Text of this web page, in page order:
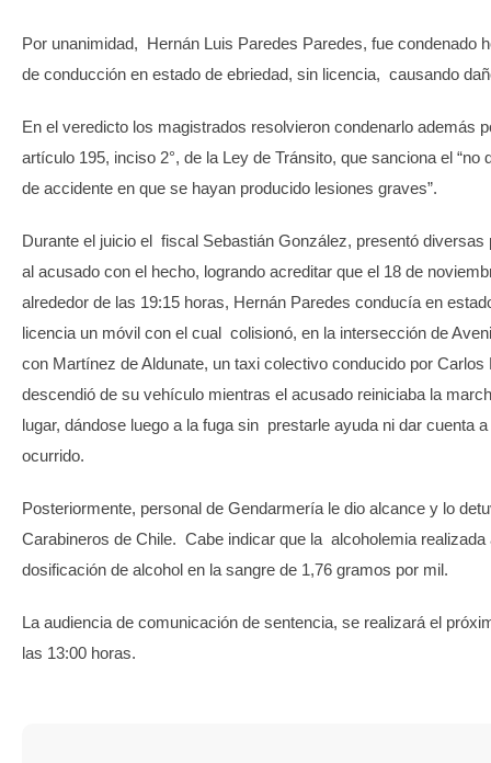
Por unanimidad, Hernán Luis Paredes Paredes, fue condenado
de conducción en estado de ebriedad, sin licencia, causando
En el veredicto los magistrados resolvieron condenarlo además
artículo 195, inciso 2°, de la Ley de Tránsito, que sanciona el “no
de accidente en que se hayan producido lesiones graves”.
Durante el juicio el fiscal Sebastián González, presentó diversas
al acusado con el hecho, logrando acreditar que el 18 de
alrededor de las 19:15 horas, Hernán Paredes conducía en
licencia un móvil con el cual colisionó, en la intersección de
con Martínez de Aldunate, un taxi colectivo conducido por Carlos
descendió de su vehículo mientras el acusado reiniciaba la
lugar, dándose luego a la fuga sin prestarle ayuda ni dar cuenta
ocurrido.
Posteriormente, personal de Gendarmería le dio alcance y lo
Carabineros de Chile. Cabe indicar que la alcoholemia realizada
dosificación de alcohol en la sangre de 1,76 gramos por mil.
La audiencia de comunicación de sentencia, se realizará el
las 13:00 horas.